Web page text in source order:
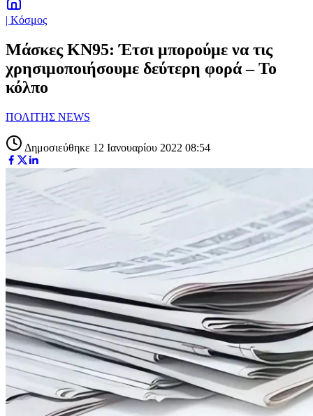
| Κόσμος
Μάσκες ΚΝ95: Έτσι μπορούμε να τις
χρησιμοποιήσουμε δεύτερη φορά – Το
κόλπο
ΠΟΛΙΤΗΣ NEWS
Δημοσιεύθηκε 12 Ιανουαρίου 2022 08:54